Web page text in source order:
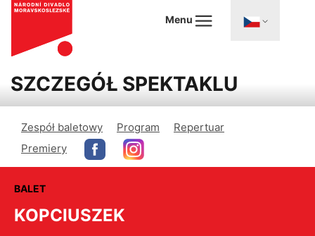
Menu
SZCZEGÓŁ SPEKTAKLU
Zespół baletowy Program
Repertuar
Premiery
BALET
KOPCIUSZEK